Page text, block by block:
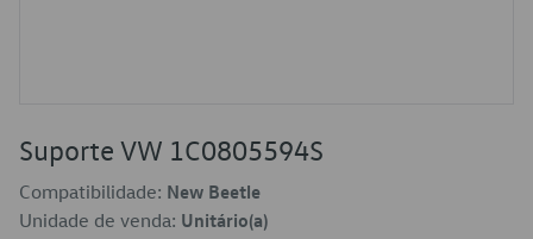
Suporte VW 1C0805594S
Compatibilidade: New Beetle
Unidade de venda: Unitário(a)